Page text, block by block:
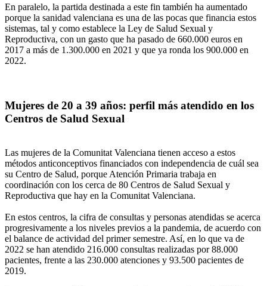
En paralelo, la partida destinada a este fin también ha aumentado
porque la sanidad valenciana es una de las pocas que financia estos
sistemas, tal y como establece la Ley de Salud Sexual y
Reproductiva, con un gasto que ha pasado de 660.000 euros en
2017 a más de 1.300.000 en 2021 y que ya ronda los 900.000 en
2022.
Mujeres de 20 a 39 años: perfil más atendido en los
Centros de Salud Sexual
Las mujeres de la Comunitat Valenciana tienen acceso a estos
métodos anticonceptivos financiados con independencia de cuál sea
su Centro de Salud, porque Atención Primaria trabaja en
coordinación con los cerca de 80 Centros de Salud Sexual y
Reproductiva que hay en la Comunitat Valenciana.
En estos centros, la cifra de consultas y personas atendidas se acerca
progresivamente a los niveles previos a la pandemia, de acuerdo con
el balance de actividad del primer semestre. Así, en lo que va de
2022 se han atendido 216.000 consultas realizadas por 88.000
pacientes, frente a las 230.000 atenciones y 93.500 pacientes de
2019.